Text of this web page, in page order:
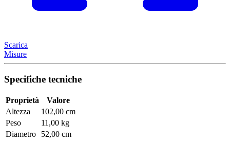
Scarica
Misure
Specifiche tecniche
Proprietà
Valore
Altezza
102,00 cm
Peso
11,00 kg
Diametro
52,00 cm